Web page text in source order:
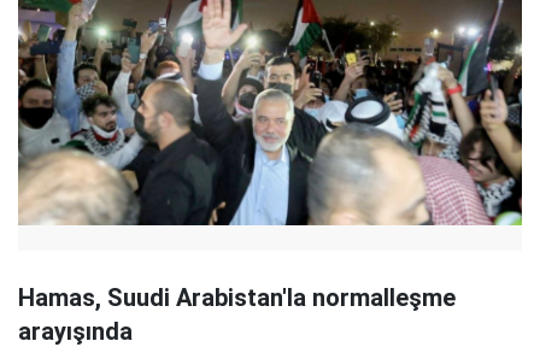
Hamas, Suudi Arabistan'la normalleşme
arayışında